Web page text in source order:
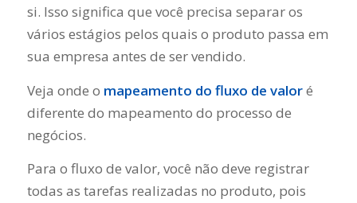
si. Isso significa que você precisa separar os
vários estágios pelos quais o produto passa em
sua empresa antes de ser vendido.
Veja onde o mapeamento do fluxo de valoré
diferente do mapeamento do processo de
negócios.
Para o fluxo de valor, você não deve registrar
todas as tarefas realizadas no produto, pois